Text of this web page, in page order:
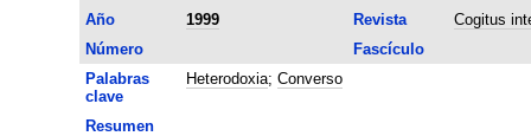
Año
1999 Revista
Cogitus
Número
Fascículo
Palabras
clave
Heterodoxia; Converso
Resumen